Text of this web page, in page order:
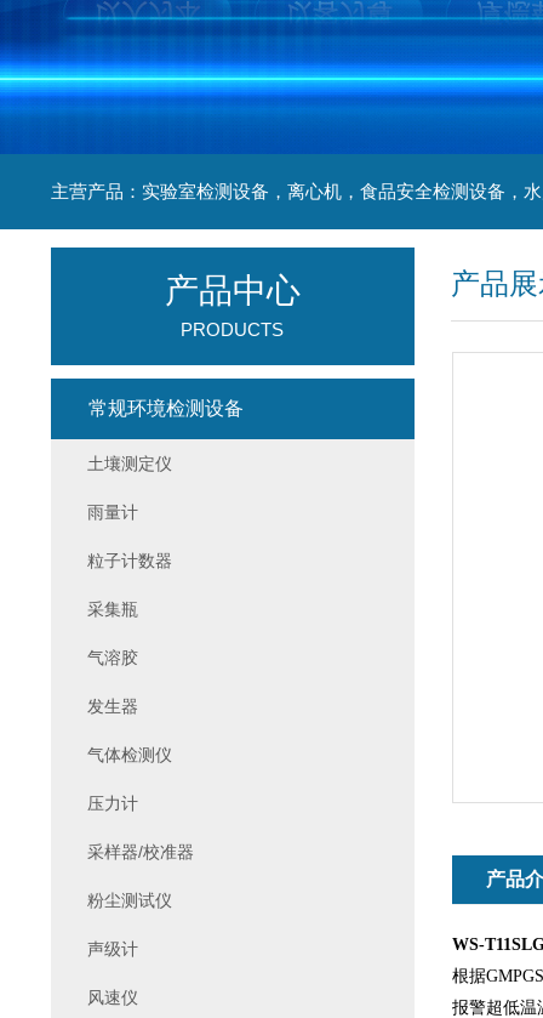
产品
产品
WS-
根据
报警超低温
产品中心
PRODUCTS
常规环境检测设备
土壤测定仪
雨量计
粒子计数器
采集瓶
气溶胶
发生器
气体检测仪
压力计
采样器/校准器
粉尘测试仪
声级计
风速仪